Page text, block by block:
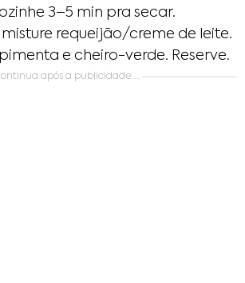
3–5 min pra secar.
misture requeijão/creme de leite.
e cheiro-verde. Reserve.
após a publicidade….